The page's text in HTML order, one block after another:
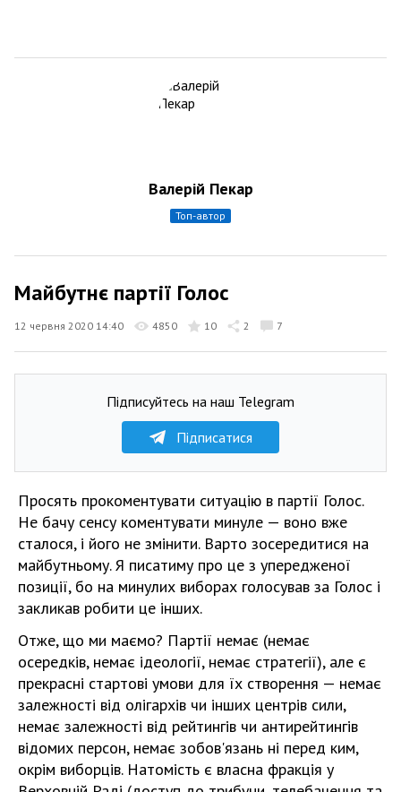
Валерій Пекар
топ-автор
Майбутнє партії Голос
12 червня 2020 14:40 4850 10 2 7
Підписуйтесь на наш Telegram
Підписатися
Просять прокоментувати ситуацію в партії Голос.
Не бачу сенсу коментувати минуле — воно вже
сталося, і його не змінити. Варто зосередитися на
майбутньому. Я писатиму про це з упередженої
позиції, бо на минулих виборах голосував за Голос і
закликав робити це інших.
Отже, що ми маємо? Партії немає (немає
осередків, немає ідеології, немає стратегії), але є
прекрасні стартові умови для їх створення — немає
залежності від олігархів чи інших центрів сили,
немає залежності від рейтингів чи антирейтингів
відомих персон, немає зобов'язань ні перед ким,
окрім виборців. Натомість є власна фракція у